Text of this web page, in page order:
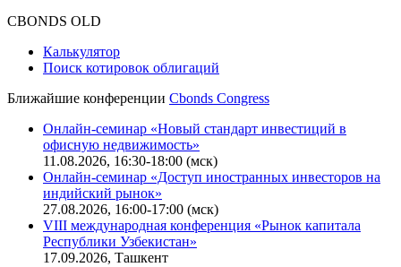
CBONDS OLD
Калькулятор
Поиск котировок облигаций
Ближайшие конференции Cbonds Congress
Онлайн-семинар «Новый стандарт инвестиций в
офисную недвижимость»
11.08.2026, 16:30-18:00 (мск)
Онлайн-семинар «Доступ иностранных инвесторов на
индийский рынок»
27.08.2026, 16:00-17:00 (мск)
VIII международная конференция «Рынок капитала
Республики Узбекистан»
17.09.2026, Ташкент